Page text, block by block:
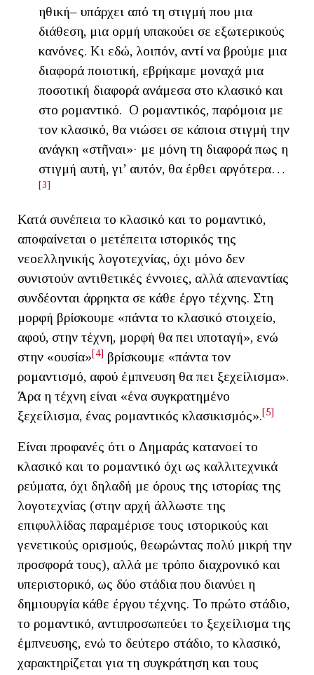
ηθική‒ υπάρχει από τη στιγμή που μια
διάθεση, μια ορμή υπακούει σε εξωτερικούς
κανόνες. Κι εδώ, λοιπόν, αντί να βρούμε μια
διαφορά ποιοτική, εβρήκαμε μοναχά μια
ποσοτική διαφορά ανάμεσα στο κλασικό και
στο ρομαντικό. Ο ρομαντικός, παρόμοια με
τον κλασικό, θα νιώσει σε κάποια στιγμή την
ανάγκη «στῆναι»· με μόνη τη διαφορά πως η
στιγμή αυτή, γι’ αυτόν, θα έρθει αργότερα…
[3]
Κατά συνέπεια το κλασικό και το ρομαντικό,
αποφαίνεται ο μετέπειτα ιστορικός της
νεοελληνικής λογοτεχνίας, όχι μόνο δεν
συνιστούν αντιθετικές έννοιες, αλλά απεναντίας
συνδέονται άρρηκτα σε κάθε έργο τέχνης. Στη
μορφή βρίσκουμε «πάντα το κλασικό στοιχείο,
αφού, στην τέχνη, μορφή θα πει υποταγή», ενώ
στην «ουσία»[4] βρίσκουμε «πάντα τον
ρομαντισμό, αφού έμπνευση θα πει ξεχείλισμα».
Άρα η τέχνη είναι «ένα συγκρατημένο
ξεχείλισμα, ένας ρομαντικός κλασικισμός».[5]
Είναι προφανές ότι ο Δημαράς κατανοεί το
κλασικό και το ρομαντικό όχι ως καλλιτεχνικά
ρεύματα, όχι δηλαδή με όρους της ιστορίας της
λογοτεχνίας (στην αρχή άλλωστε της
επιφυλλίδας παραμέρισε τους ιστορικούς και
γενετικούς ορισμούς, θεωρώντας πολύ μικρή την
προσφορά τους), αλλά με τρόπο διαχρονικό και
υπεριστορικό, ως δύο στάδια που διανύει η
δημιουργία κάθε έργου τέχνης. Το πρώτο στάδιο,
το ρομαντικό, αντιπροσωπεύει το ξεχείλισμα της
έμπνευσης, ενώ το δεύτερο στάδιο, το κλασικό,
χαρακτηρίζεται για τη συγκράτηση και τους